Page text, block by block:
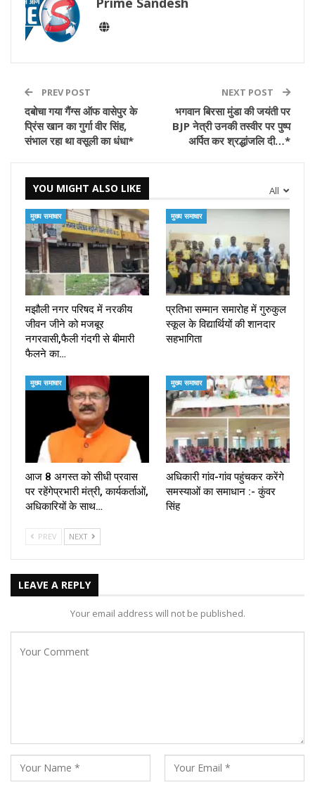
PREV POST
दबोचा गया गैंग्स ऑफ वासेपुर के
प्रिंस खान का गुर्गा वीर सिंह,
संभाल रहा था वसूली का धंधा*
NEXT POST
भगवान बिरसा मुंडा की जयंती पर
BJP नेत्री उनकी तस्वीर पर पुष्प
अर्पित कर श्रद्धांजलि दी…*
All
YOU MIGHT ALSO LIKE
मुख्य समाचार
मझौली नगर परिषद में नरकीय
जीवन जीने को मजबूर
नगरवासी,फैली गंदगी से बीमारी
फैलने का…
मुख्य समाचार
प्रतिभा सम्मान समारोह में गुरुकुल
स्कूल के विद्यार्थियों की शानदार
सहभागिता
मुख्य समाचार
आज 8 अगस्त को सीधी प्रवास
पर रहेंगेप्रभारी मंत्री, कार्यकर्ताओं,
अधिकारियों के साथ…
मुख्य समाचार
अधिकारी गांव-गांव पहुंचकर करेंगे
समस्याओं का समाधान :- कुंवर
सिंह
PREV NEXT
LEAVE A REPLY
Your email address will not be published.